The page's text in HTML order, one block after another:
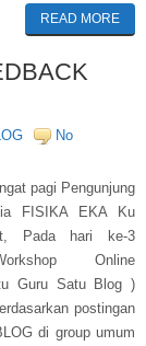
READ MORE
No
pagi Pengunjung
FISIKA EKA Ku
Pada hari ke-3
Online
Guru Satu Blog )
postingan
di group umum